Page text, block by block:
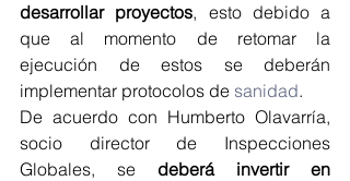
desarrollar proyectos, esto debido a
que al momento de retomar la
ejecución de estos se deberán
implementar protocolos de sanidad.
De acuerdo con Humberto Olavarría,
socio director de Inspecciones
Globales, se deberá invertir en